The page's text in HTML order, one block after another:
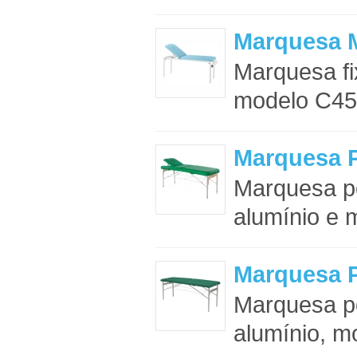
Marquesa
Marquesa
modelo
Marquesa
Marquesa
alumínio e
Marquesa
Marquesa
alumínio,